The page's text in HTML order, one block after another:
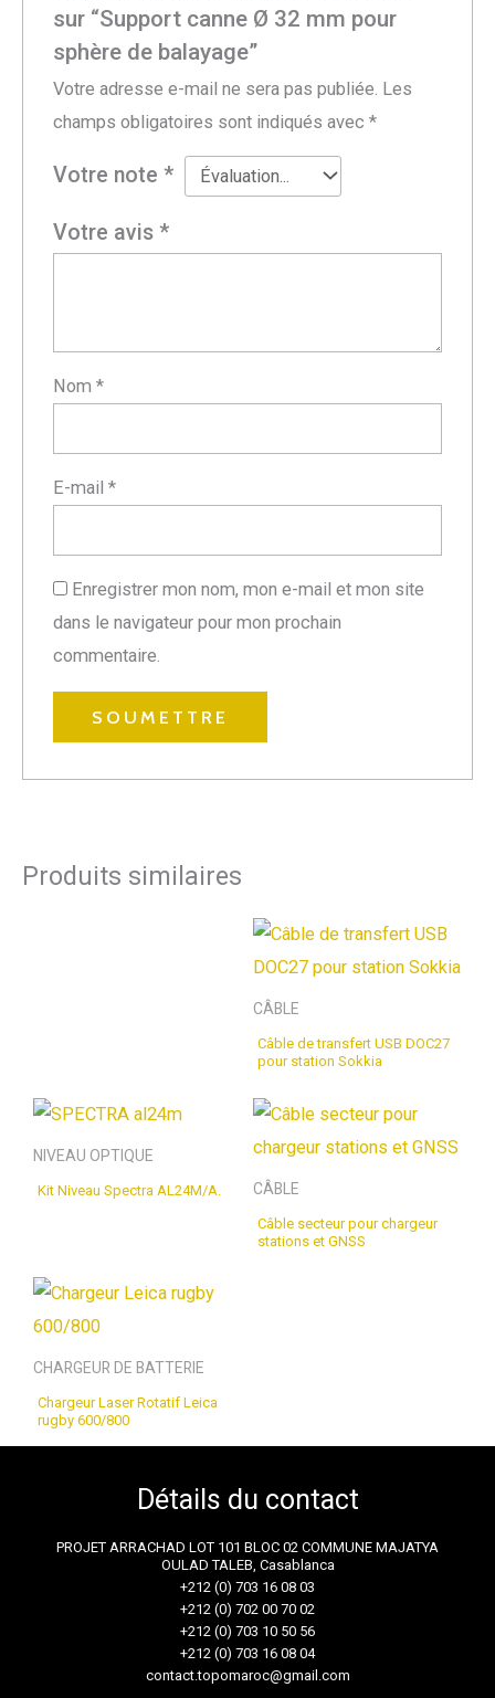
sur “Support canne Ø 32 mm pour
sphère de balayage”
Votre adresse e-mail ne sera pas publiée. Les
champs obligatoires sont indiqués avec*
Votre note*
Votre avis*
Nom*
E-mail*
Enregistrer mon nom, mon e-mail et mon site
dans le navigateur pour mon prochain
commentaire.
Produits similaires
CÂBLE
Câble de transfert USB DOC27
pour station Sokkia
NIVEAU OPTIQUE
Kit Niveau Spectra AL24M/A. CÂBLE
Câble secteur pour chargeur
stations et GNSS
CHARGEUR DE BATTERIE
Chargeur Laser Rotatif Leica
rugby 600/800
Détails du contact
PROJET ARRACHAD LOT 101 BLOC 02 COMMUNE MAJATYA
OULAD TALEB, Casablanca
+212 (0) 703 16 08 03
+212 (0) 702 00 70 02
+212 (0) 703 10 50 56
+212 (0) 703 16 08 04
contact.topomaroc@gmail.com